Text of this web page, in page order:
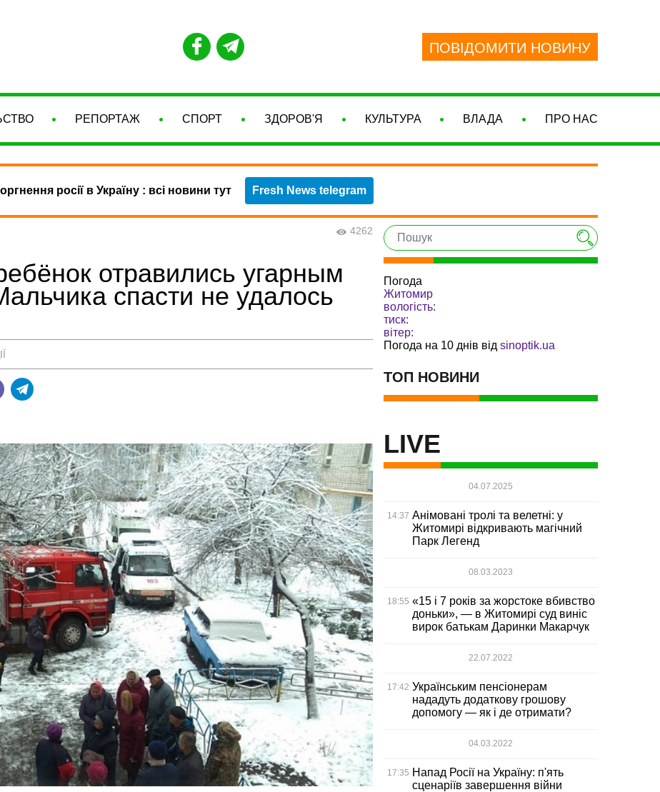
ПОВІДОМИТИ НОВИНУ
РЕПОРТАЖ СПОРТ ЗДОРОВ'Я КУЛЬТУРА ВЛАДА ПРО НАС
росії в Україну : всі новини тут Fresh News telegram
4262
отравились угарным
спасти не удалось
Погода
Житомир
вологість:
тиск:
вітер:
Погода на 10 днів від sinoptik.ua
ТОП НОВИНИ
LIVE
04.07.2025
14:37 Анімовані тролі та велетні: у
Житомирі відкривають магічний
Парк Легенд
08.03.2023
18:55 «15 і 7 років за жорстоке вбивство
доньки», — в Житомирі суд виніс
вирок батькам Даринки Макарчук
22.07.2022
17:42 Українським пенсіонерам
нададуть додаткову грошову
допомогу — як і де отримати?
04.03.2022
17:35 Напад Росії на Україну: п'ять
сценаріїв завершення війни